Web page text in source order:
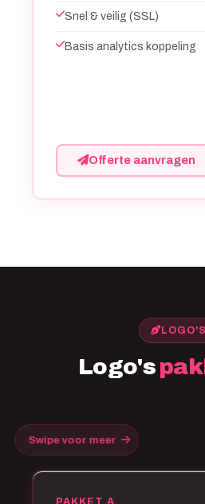
Snel & veilig (SSL)
Basis analytics koppeling
Offerte aanvragen
LOGO'S
Logo's
Swipe voor meer
PAKKET A